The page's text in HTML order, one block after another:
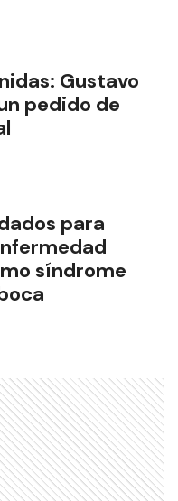
Gustavo
pedido de
para
síndrome